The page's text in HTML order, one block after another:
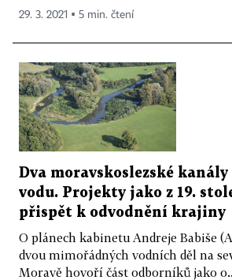
29. 3. 2021 ▪ 5 min. čtení
Dva moravskoslezské kanály
vodu. Projekty jako z 19.
přispět k odvodnění krajiny
O plánech kabinetu Andreje Babiše
dvou mimořádných vodních děl na
Moravě hovoří část odborníků jako